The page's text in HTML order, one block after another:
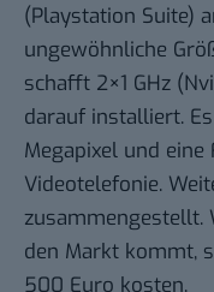
(Playstation Suite)
ungewöhnliche
schafft 2×1 GHz
darauf installiert.
Megapixel und
Videotelefonie.
zusammengestellt.
den Markt kommt,
500 Euro kosten.